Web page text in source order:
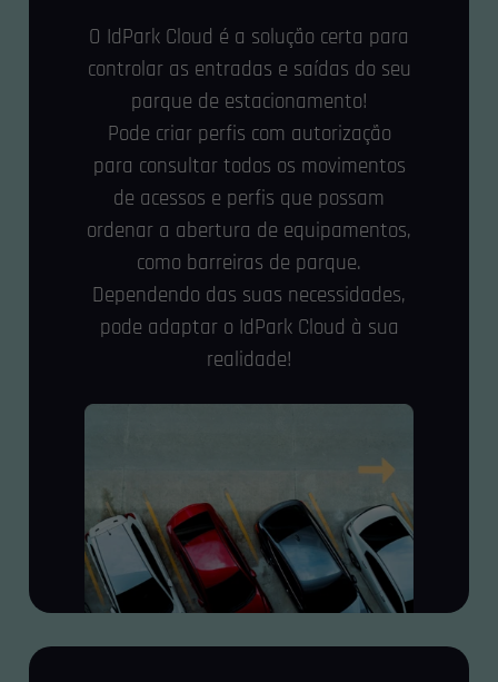
O IdPark Cloud é a solução certa para
controlar as entradas e saídas do seu
parque de estacionamento!
Pode criar perfis com autorização
para consultar todos os movimentos
de acessos e perfis que possam
ordenar a abertura de equipamentos,
como barreiras de parque.
Dependendo das suas necessidades,
pode adaptar o IdPark Cloud à sua
realidade!